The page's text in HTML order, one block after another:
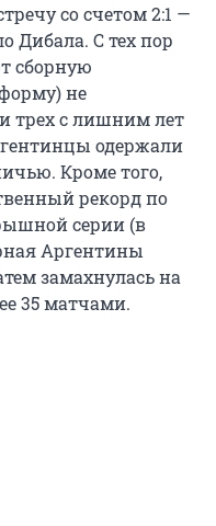
со счетом 2:1 —
Дибала. С тех пор
сборную
не
трех с лишним лет
одержали
Кроме того,
рекорд по
серии (в
Аргентины
замахнулась на
35 матчами.